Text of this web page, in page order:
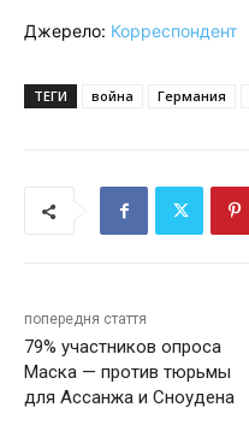
Джерело: Корреспондент
ТЕГИ война Германия
попередня стаття
79% участников опроса
Маска — против тюрьмы
для Ассанжа и Сноудена